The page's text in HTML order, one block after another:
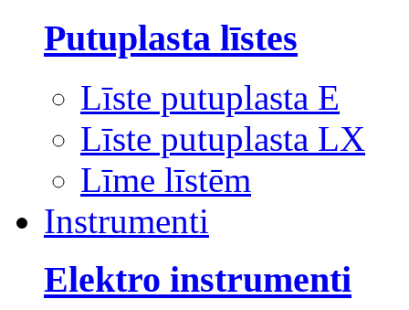
Putuplasta līstes
Līste putuplasta E
Līste putuplasta LX
Līme līstēm
Instrumenti
Elektro instrumenti